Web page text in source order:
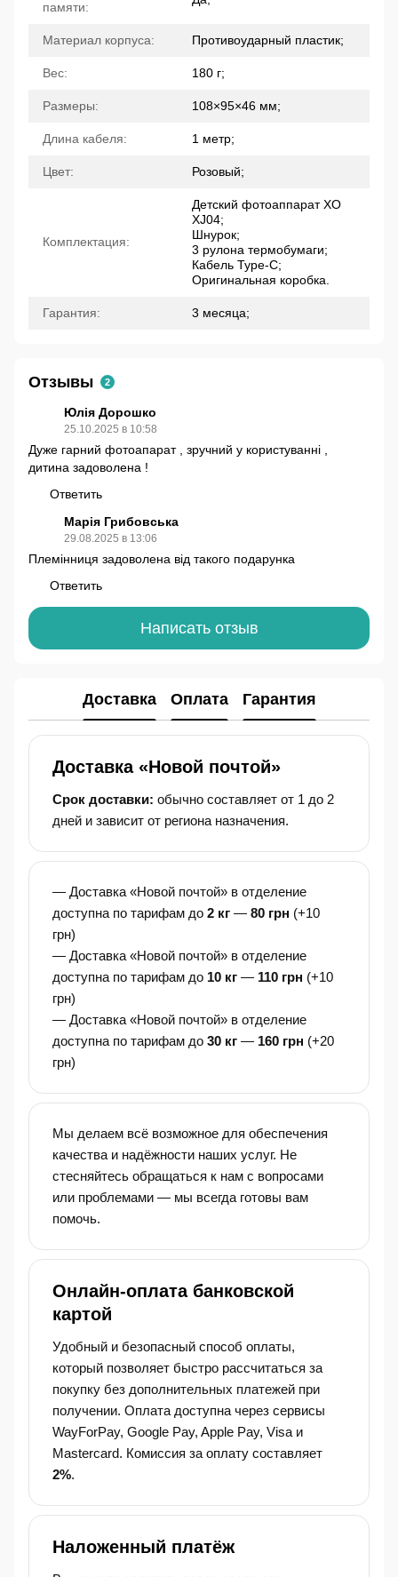
памяти:
Материал корпуса: Противоударный пластик;
Вес: 180 г;
Размеры: 108×95×46 мм;
Длина кабеля: 1 метр;
Цвет: Розовый;
Комплектация:
Детский фотоаппарат XO
XJ04;
Шнурок;
3 рулона термобумаги;
Кабель Type-C;
Оригинальная коробка.
Гарантия: 3 месяца;
Отзывы 2
Юлія Дорошко
25.10.2025 в 10:58
Дуже гарний фотоапарат , зручний у користуванні ,
дитина задоволена !
Ответить
Марія Грибовська
29.08.2025 в 13:06
Племінниця задоволена від такого подарунка
Ответить
Написать отзыв
Доставка Оплата Гарантия
Доставка «Новой почтой»
Срок доставки: обычно составляет от 1 до 2
дней и зависит от региона назначения.
— Доставка «Новой почтой» в отделение
доступна по тарифам до 2 кг — 80 грн (+10
грн)
— Доставка «Новой почтой» в отделение
доступна по тарифам до 10 кг — 110 грн (+10
грн)
— Доставка «Новой почтой» в отделение
доступна по тарифам до 30 кг — 160 грн (+20
грн)
Мы делаем всё возможное для обеспечения
качества и надёжности наших услуг. Не
стесняйтесь обращаться к нам с вопросами
или проблемами — мы всегда готовы вам
помочь.
Онлайн-оплата банковской
картой
Удобный и безопасный способ оплаты,
который позволяет быстро рассчитаться за
покупку без дополнительных платежей при
получении. Оплата доступна через сервисы
WayForPay, Google Pay, Apple Pay, Visa и
Mastercard. Комиссия за оплату составляет
2%.
Наложенный платёж